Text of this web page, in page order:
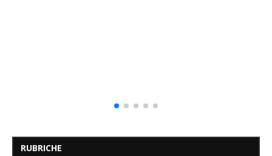
RUBRICHE